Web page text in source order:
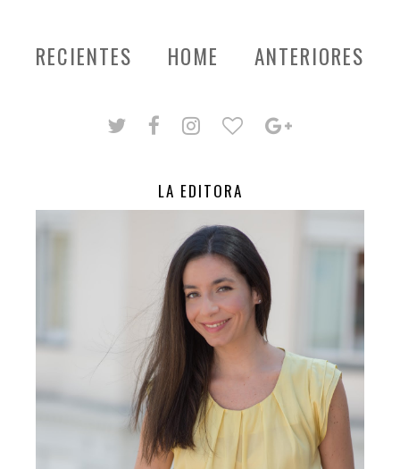
RECIENTES ANTERIORES
HOME
LA EDITORA